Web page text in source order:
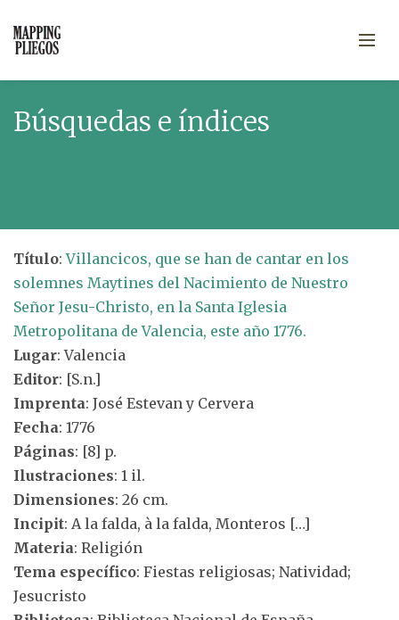
Búsquedas e índices
Título:Villancicos, que se han de cantar en los
solemnes Maytines del Nacimiento de Nuestro
Señor Jesu-Christo, en la Santa Iglesia
Metropolitana de Valencia, este año 1776.
Lugar: Valencia
Editor: [S.n.]
Imprenta: José Estevan y Cervera
Fecha: 1776
Páginas: [8] p.
Ilustraciones: 1 il.
Dimensiones: 26 cm.
Incipit: A la falda, à la falda, Monteros […]
Materia: Religión
Tema específico: Fiestas religiosas; Natividad;
Jesucristo